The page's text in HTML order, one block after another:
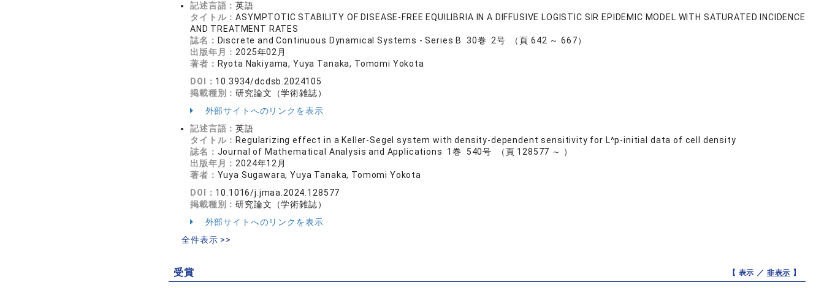
記述言語：英語
タイトル：ASYMPTOTIC STABILITY OF DISEASE-FREE EQUILIBRIA IN A DIFFUSIVE LOGISTIC SIR EPIDEMIC MODEL WITH SATURATED INCIDENCE
AND TREATMENT RATES
誌名： Discrete and Continuous Dynamical Systems - Series B 30巻 2号 （頁 642 ～ 667）
出版年月： 2025年02月
著者： Ryota Nakiyama, Yuya Tanaka, Tomomi Yokota
DOI： 10.3934/dcdsb.2024105
掲載種別：研究論文（学術雑誌）
外部サイトへのリンクを表示
記述言語：英語
タイトル： Regularizing effect in a Keller-Segel system with density-dependent sensitivity for L^p-initial data of cell density
誌名： Journal of Mathematical Analysis and Applications 1巻 540号 （頁 128577 ～ ）
出版年月： 2024年12月
著者： Yuya Sugawara, Yuya Tanaka, Tomomi Yokota
DOI： 10.1016/j.jmaa.2024.128577
掲載種別：研究論文（学術雑誌）
外部サイトへのリンクを表示
全件表示 >>
受賞 【 表示 ／ 非表示 】